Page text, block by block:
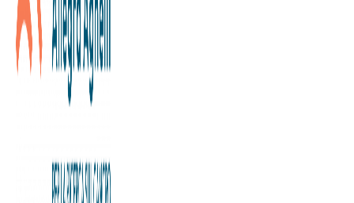
Tutti lo sanno: il fundraising non è chiedere soldi, ma
costruire relazioni.
analisi possono contribuire a rafforzare le relazioni tra
un’organizzazione e i suoi donatori?